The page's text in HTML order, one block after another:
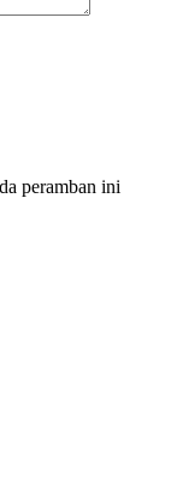
peramban ini